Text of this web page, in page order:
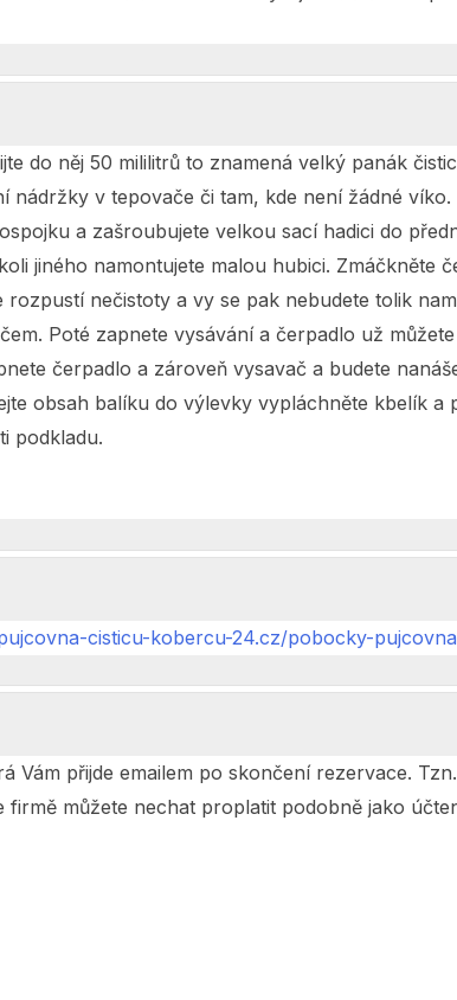
do něj 50 mililitrů to znamená velký panák
v tepovače či tam, kde není žádné
a zašroubujete velkou sací hadici do
jiného namontujete malou hubici. Zmáčkněte
nečistoty a vy se pak nebudete tolik
Poté zapnete vysávání a čerpadlo už
čerpadlo a zároveň vysavač a budete
obsah balíku do výlevky vypláchněte kbelík a
podkladu.
cisticu-kobercu-24.cz/pobocky-
Vám přijde emailem po skončení rezervace.
můžete nechat proplatit podobně jako